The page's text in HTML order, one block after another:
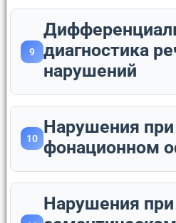
9
диагностика
нарушений
10
Нарушения при
фонационном
Нарушения при